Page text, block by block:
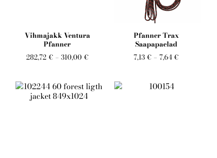
Vihmajakk Ventura
Pfanner
282,72 €– 310,00 €
Pfanner Trax
Saapapaelad
7,13 €– 7,64 €